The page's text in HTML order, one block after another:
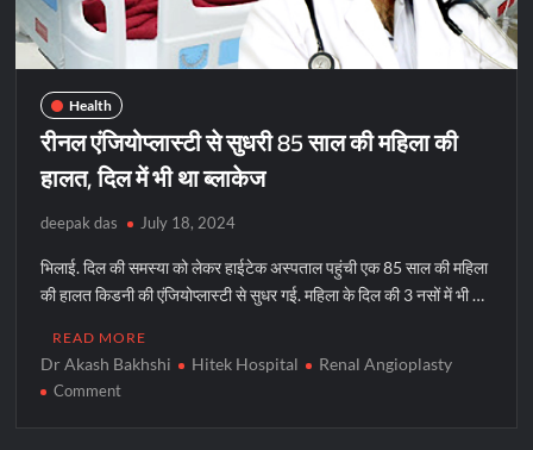
Health
रीनल एंजियोप्लास्टी से सुधरी 85 साल की महिला की
हालत, दिल में भी था ब्लाकेज
deepak das July 18, 2024
भिलाई. दिल की समस्या को लेकर हाईटेक अस्पताल पहुंची एक 85 साल की महिला
की हालत किडनी की एंजियोप्लास्टी से सुधर गई. महिला के दिल की 3 नसों में भी …
READ MORE
Dr Akash Bakhshi Hitek Hospital Renal Angioplasty
Commenton